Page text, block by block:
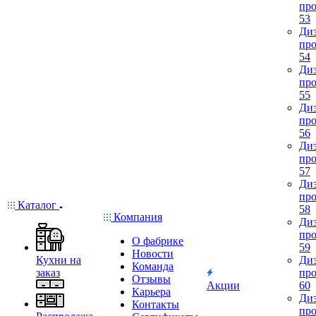
Каталог
Кухни на
заказ
Компания
О фабрике
Новости
Команда
Отзывы
Карьера
Контакты
Акции
53
54
55
56
57
58
59
60